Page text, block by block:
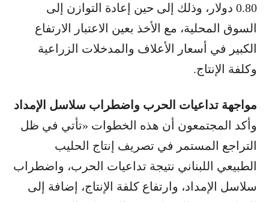
0.80 دولار، وذلك إلى حين إعادة التوازن إلى
السوق المحلية، مع الأخذ بعين الاعتبار الارتفاع
الكبير في أسعار الأعلاف والمدخلات الزراعية
وكلفة الإنتاج.
مواجهة تداعيات الحرب واضطراب سلاسل الإمداد
وأكد المجتمعون أن هذه الخطوات «تأتي في ظل
التراجع المستمر في تصريف إنتاج الحليب
الطبيعي اللبناني نتيجة تداعيات الحرب، واضطراب
سلاسل الإمداد، وارتفاع كلفة الإنتاج، إضافة إلى